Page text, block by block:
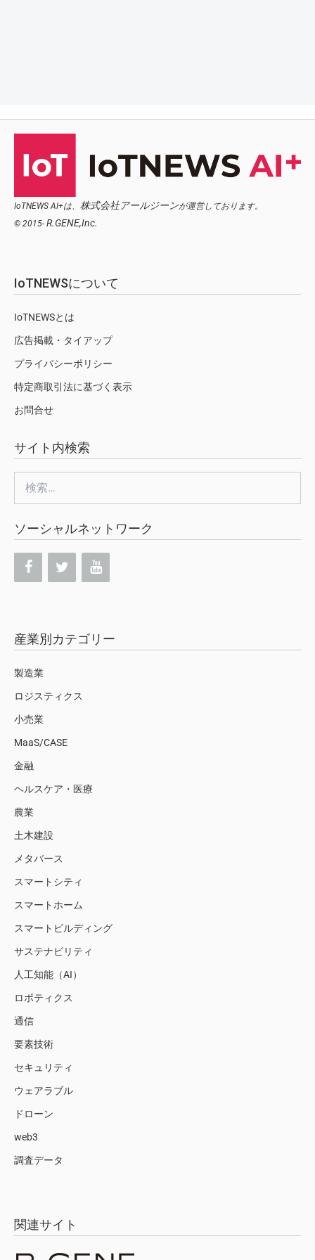
IoTNEWS AI+は、 株式会社アールジーンが運営しております。
© 2015- R.GENE,Inc.
IoTNEWSについて
IoTNEWSとは
広告掲載・タイアップ
プライバシーポリシー
特定商取引法に基づく表示
お問合せ
サイト内検索
索:
ソーシャルネットワーク
産業別カテゴリー
製造業
ロジスティクス
小売業
MaaS/CASE
金融
ヘルスケア・医療
農業
土木建設
メタバース
スマートシティ
スマートホーム
スマートビルディング
サステナビリティ
人工知能（AI）
ロボティクス
通信
要素技術
セキュリティ
ウェアラブル
ドローン
web3
調査データ
関連サイト